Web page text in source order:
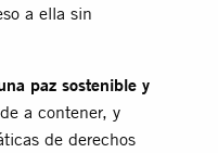
a ella sin
paz sostenible y
a contener, y
de derechos